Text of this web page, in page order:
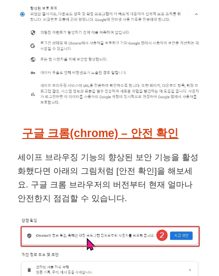
구글 크롬(chrome) – 안전 확인
세이프 브라우징 기능의 향상된 보안 기능을 활성
화했다면 아래의 그림처럼 [안전 확인]을 해보세
요. 구글 크롬 브라우저의 버전부터 현재 얼마나
안전한지 점검할 수 있습니다.